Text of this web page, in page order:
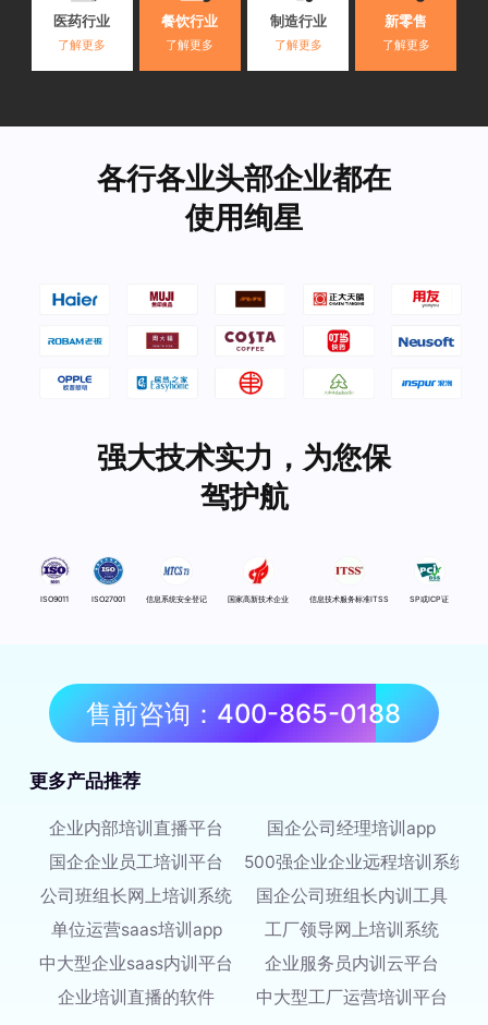
医药行业
了解更多
餐饮行业
了解更多
制造行业
了解更多
新零售
了解更多
各行各业头部企业都在
使用绚星
强大技术实力，为您保
驾护航
ISO9011 ISO27001 信息系统安全登记 国家高新技术企业 信息技术服务标准ITSS SP或ICP证
售前咨询：400-865-0188
更多产品推荐
企业内部培训直播平台
国企公司经理培训app
国企企业员工培训平台
500强企业企业远程培训系统
公司班组长网上培训系统
国企公司班组长内训工具
单位运营saas培训app
工厂领导网上培训系统
中大型企业saas内训平台
企业服务员内训云平台
企业培训直播的软件
中大型工厂运营培训平台